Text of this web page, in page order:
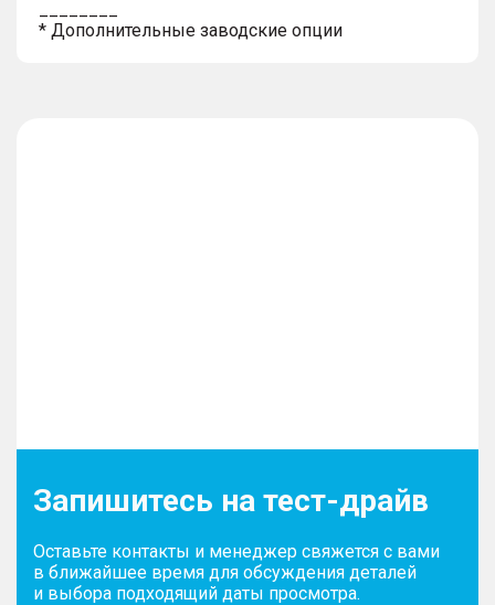
* Дополнительные заводские опции
Запишитесь на тест-драйв
Оставьте контакты и менеджер свяжется с вами
в ближайшее время для обсуждения деталей
и выбора подходящий даты просмотра.